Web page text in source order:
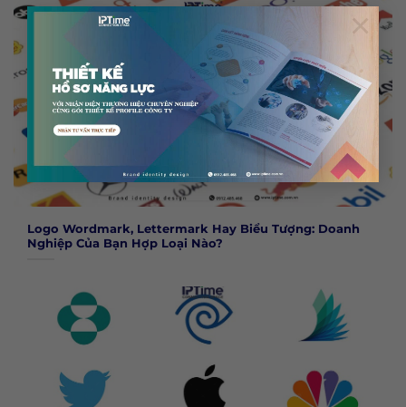
×
Logo Wordmark, Lettermark Hay Biểu Tượng: Doanh
Nghiệp Của Bạn Hợp Loại Nào?